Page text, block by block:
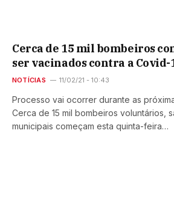
Cerca de 15 mil bombeiros
ser vacinados contra a Covid-
NOTÍCIAS 11/02/21 - 10:43
Processo vai ocorrer durante as
Cerca de 15 mil bombeiros voluntários,
municipais começam esta quinta-feira…